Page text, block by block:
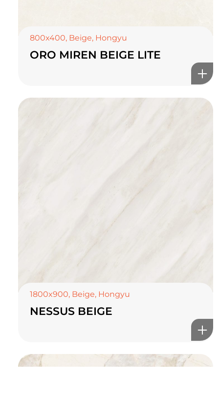
800x400, Beige, Hongyu
ORO MIREN BEIGE LITE
1800x900, Beige, Hongyu
NESSUS BEIGE
Байгалын өнгө тансаг
мэдрэмжийг таны орчинд
онлайн туслах